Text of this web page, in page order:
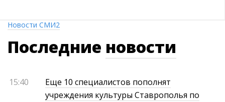
Новости СМИ2
Последние новости
15:40
Еще 10 специалистов пополнят
учреждения культуры Ставрополья по